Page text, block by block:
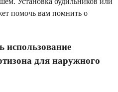
помочь вам помнить о
использование
для наружного